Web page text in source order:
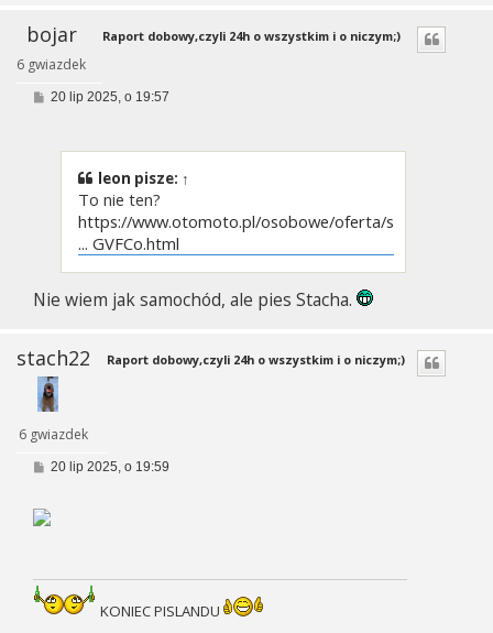
bojar
6 gwiazdek
Raport dobowy,czyli 24h o wszystkim i o niczym;)
P20 lip 2025, o 19:57
leon pisze: ↑
To nie ten?
https://www.otomoto.pl/osobowe/oferta/s
... GVFCo.html
Nie wiem jak samochód, ale pies Stacha.
stach22
6 gwiazdek
Raport dobowy,czyli 24h o wszystkim i o niczym;)
P
t
20 lip 2025, o 19:59
KONIEC PISLANDU